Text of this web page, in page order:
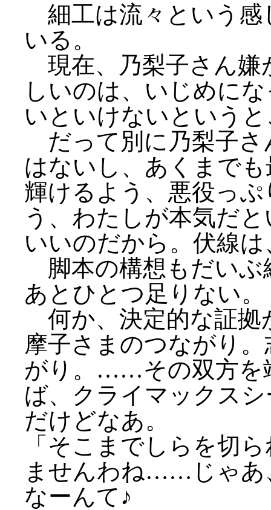
細工は流々という感
いる。
現在、乃梨子さん嫌
しいのは、いじめに
いといけないという
だって別に乃梨子さ
はないし、あくまで
輝けるよう、悪役っ
う、わたしが本気だ
いいのだから。伏線
脚本の構想もだいぶ
あとひとつ足りない。
何か、決定的な証拠
摩子さまのつながり
がり。……その双方を
ば、クライマックス
だけどなあ。
「そこまでしらを切
ませんわね……じゃ
なーんて♪